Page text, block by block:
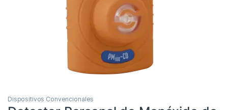
Dispositivos Convencionales